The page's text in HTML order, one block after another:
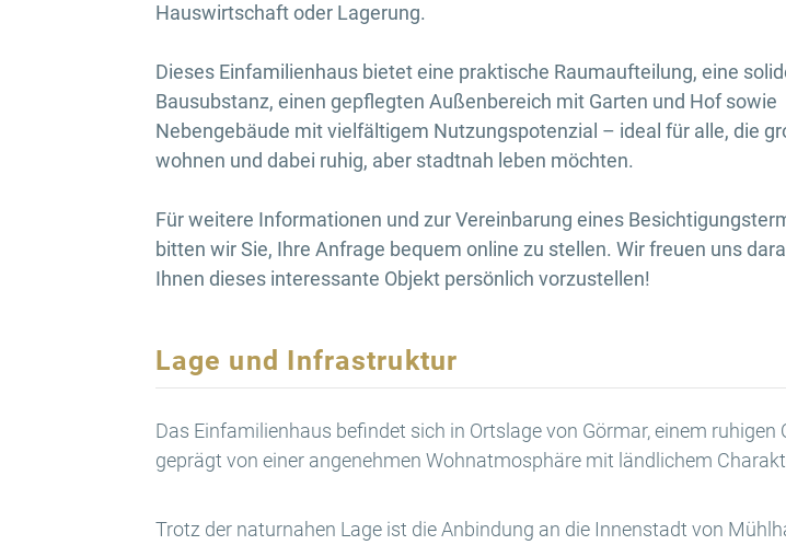
Hauswirtschaft oder Lagerung.
Dieses Einfamilienhaus bietet eine praktische Raumaufteilung, eine
Bausubstanz, einen gepflegten Außenbereich mit Garten und Hof sowie
Nebengebäude mit vielfältigem Nutzungspotenzial – ideal für alle, die
wohnen und dabei ruhig, aber stadtnah leben möchten.
Für weitere Informationen und zur Vereinbarung eines
bitten wir Sie, Ihre Anfrage bequem online zu stellen. Wir freuen uns
Ihnen dieses interessante Objekt persönlich vorzustellen!
Lage und Infrastruktur
Das Einfamilienhaus befindet sich in Ortslage von Görmar, einem
geprägt von einer angenehmen Wohnatmosphäre mit ländlichem
Trotz der naturnahen Lage ist die Anbindung an die Innenstadt von